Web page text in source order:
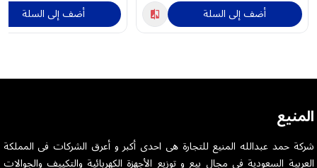
أضف إلى السلة أضف إلى السلة
المنيع
شركة حمد عبدالله المنيع للتجارة هى احدى أكبر و أعرق الشركات فى المملكة
العربية السعودية فى مجال بيع و توزيع الأجهزة الكهربائية والتكييف والجوالات